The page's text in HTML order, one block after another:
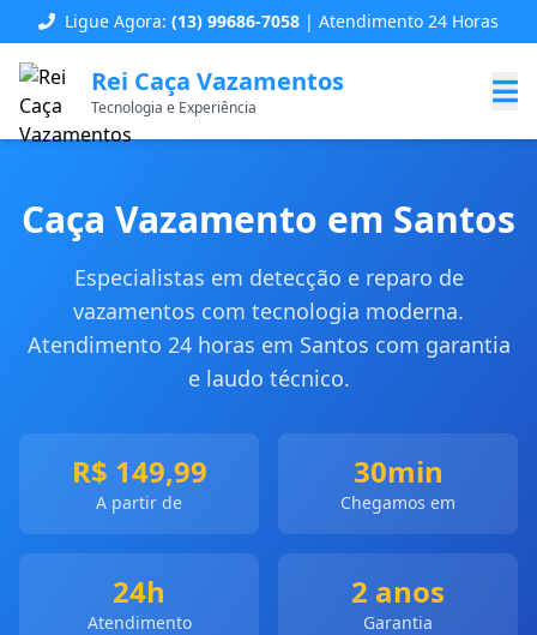
Ligue Agora: (13) 99686-7058 | Atendimento 24 Horas
Rei Caça Vazamentos
Tecnologia e Experiência
Caça Vazamento em Santos
Especialistas em detecção e reparo de
vazamentos com tecnologia moderna.
Atendimento 24 horas em Santos com garantia
e laudo técnico.
R$ 149,99
A partir de
30min
Chegamos em
24h
Atendimento
2 anos
Garantia